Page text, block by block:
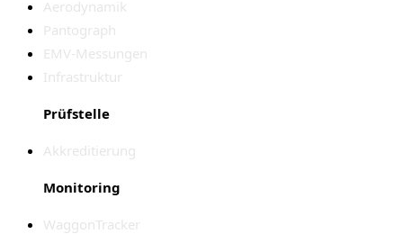
Aerodynamik
Pantograph
EMV-Messungen
Infrastruktur
Prüfstelle
Akkreditierung
Monitoring
WaggonTracker